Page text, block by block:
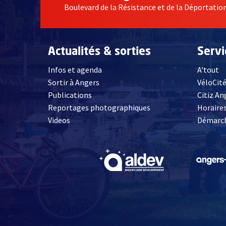
Boulevard de la Résistance et de la Déportation
Actualités & sorties
Infos et agenda
Sortir à Angers
Publications
Reportages photographiques
Videos, Ouvre une nouvelle fenêtre
A'tout
VéloCité
Citiz
, Ouvre une